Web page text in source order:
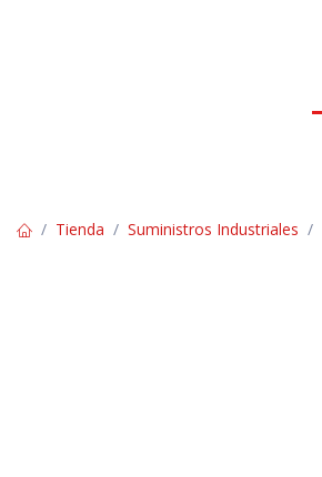
Tienda Suministros Industriales